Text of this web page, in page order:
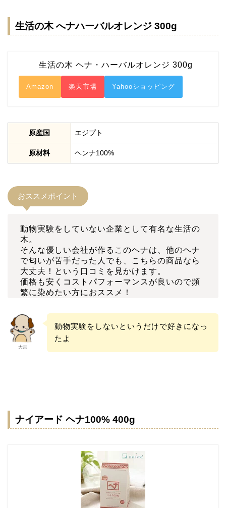
生活の木 へナハーバルオレンジ 300g
生活の木 ヘナ・ハーバルオレンジ 300g
Amazon 楽天市場 Yahooショッピング
原産国 エジプト
原材料 ヘンナ100%
おススメポイント
動物実験をしていない企業として有名な生活の
木。
そんな優しい会社が作るこのヘナは、他のヘナ
で匂いが苦手だった人でも、こちらの商品なら
大丈夫！という口コミを見かけます。
価格も安くコストパフォーマンスが良いので頻
繁に染めたい方におススメ！
大吉
動物実験をしないというだけで好きになっ
たよ
ナイアード ヘナ100% 400g